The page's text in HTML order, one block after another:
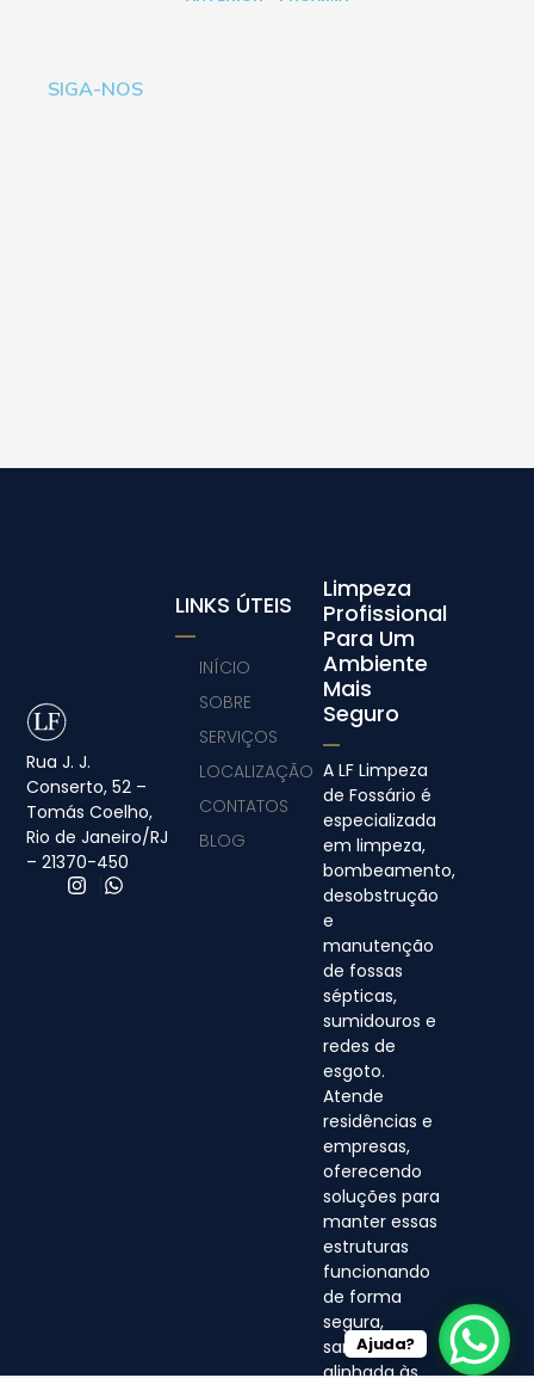
SIGA-NOS
Rua J. J.
Conserto, 52 –
Tomás Coelho,
Rio de Janeiro/RJ
– 21370-450
Limpeza
Profissional
Para Um
Ambiente
Mais
Seguro
A LF Limpeza
de Fossário é
especializada
em limpeza,
bombeamento,
desobstrução
e
manutenção
de fossas
sépticas,
sumidouros e
redes de
esgoto.
Atende
residências e
empresas,
oferecendo
soluções para
manter essas
estruturas
funcionando
de forma
segura,
sanitária e
alinhada às
LINKS ÚTEIS
INÍCIO
SOBRE
SERVIÇOS
LOCALIZAÇÃO
CONTATOS
BLOG
Ajuda?